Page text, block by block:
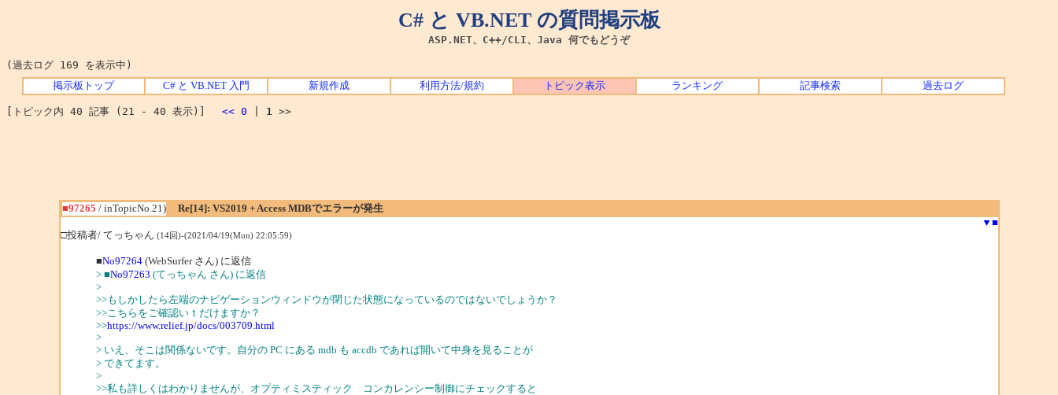
C# と VB.NET の質問掲示板
ASP.NET、C++/CLI、Java 何でもどうぞ
(過去ログ 169 を表示中)
掲示板トップ C# と VB.NET 入門 新規作成 利用方法/規約 トピック表示 ランキング 記事検索 過去ログ
[トピック内 40 記事 (21 - 40 表示)] << 0 1 >>
■97265 / inTopicNo.21)
Re[14]: VS2019 + Access MDBでエラーが発生
▼ ■
□投稿者/ てっちゃん (14回)-(2021/04/19(Mon) 22:05:59)
■No97264(WebSurfer さん) に返信
> ■No97263 (てっちゃん さん) に返信
>
>>もしかしたら左端のナビゲーションウィンドウが閉じた状態になっているのではないでしょうか？
>>こちらをご確認いｔだけますか？
>>https://www.relief.jp/docs/003709.html
>
> いえ、そこは関係ないです。自分の PC にある mdb も accdb であれば開いて中身を見ることが
> できてます。
>
>>私も詳しくはわかりませんが、オプティミスティック コンカレンシー制御にチェックすると